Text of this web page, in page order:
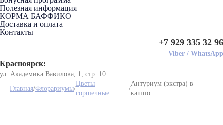
Полезная информация
КОРМА БАФФИКО
Доставка и оплата
Контакты
+7 929 335 32 96
Viber / WhatsApp
Красноярск:
ул. Академика Вавилова, 1, стр. 10
Главная/Флорариумы/
Цветы
горшечные
/
Антуриум (экстра) в
кашпо